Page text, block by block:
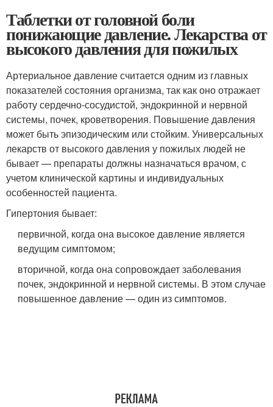
Таблетки от головной боли
понижающие давление. Лекарства от
высокого давления для пожилых
Артериальное давление считается одним из главных
показателей состояния организма, так как оно отражает
работу сердечно-сосудистой, эндокринной и нервной
системы, почек, кроветворения. Повышение давления
может быть эпизодическим или стойким. Универсальных
лекарств от высокого давления у пожилых людей не
бывает — препараты должны назначаться врачом, с
учетом клинической картины и индивидуальных
особенностей пациента.
Гипертония бывает:
первичной, когда она высокое давление является
ведущим симптомом;
вторичной, когда она сопровождает заболевания
почек, эндокринной и нервной системы. В этом случае
повышенное давление — один из симптомов.